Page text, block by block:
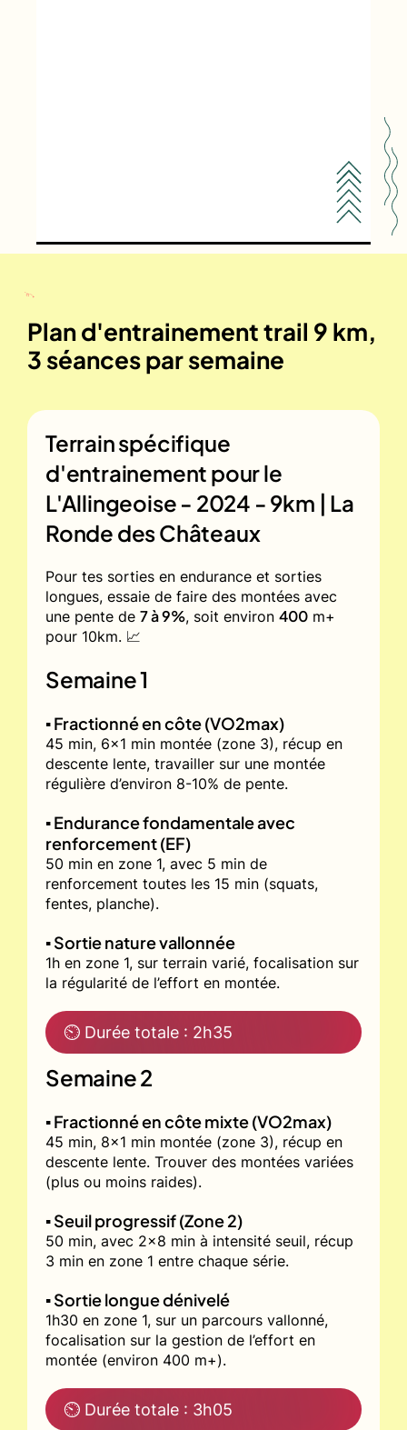
Plan d'entrainement trail 9 km,
3 séances par semaine
Terrain spécifique
d'entrainement pour le
L'Allingeoise - 2024 - 9km | La
Ronde des Châteaux
Pour tes sorties en endurance et sorties
longues, essaie de faire des montées avec
une pente de 7 à 9%, soit environ 400 m+
pour 10km. 📈
Semaine 1
▪️ Fractionné en côte (VO2max)
45 min, 6x1 min montée (zone 3), récup en
descente lente, travailler sur une montée
régulière d’environ 8-10% de pente.
▪️ Endurance fondamentale avec
renforcement (EF)
50 min en zone 1, avec 5 min de
renforcement toutes les 15 min (squats,
fentes, planche).
▪️ Sortie nature vallonnée
1h en zone 1, sur terrain varié, focalisation sur
la régularité de l’effort en montée.
⏲ Durée totale : 2h35
Semaine 2
▪️ Fractionné en côte mixte (VO2max)
45 min, 8x1 min montée (zone 3), récup en
descente lente. Trouver des montées variées
(plus ou moins raides).
▪️ Seuil progressif (Zone 2)
50 min, avec 2x8 min à intensité seuil, récup
3 min en zone 1 entre chaque série.
▪️ Sortie longue dénivelé
1h30 en zone 1, sur un parcours vallonné,
focalisation sur la gestion de l’effort en
montée (environ 400 m+).
⏲ Durée totale : 3h05